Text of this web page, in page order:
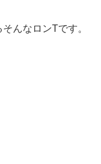
んなロンTです。